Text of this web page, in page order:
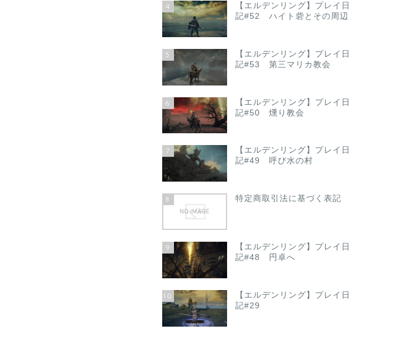
4
【エルデンリング】プレイ日
記#52 ハイト砦とその周辺
5
【エルデンリング】プレイ日
記#53 第三マリカ教会
6
【エルデンリング】プレイ日
記#50 燻り教会
7
【エルデンリング】プレイ日
記#49 呼び水の村
8 特定商取引法に基づく表記
9
【エルデンリング】プレイ日
記#48 円卓へ
10
【エルデンリング】プレイ日
記#29